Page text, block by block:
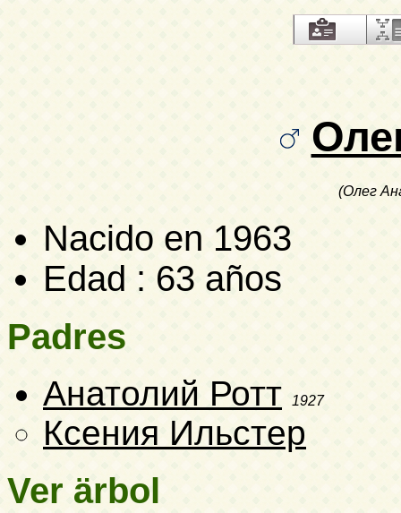
(Олег
Nacido en 1963
Edad : 63 años
Padres
Анатолий Ротт 1927
Ксения Ильстер
Ver ärbol